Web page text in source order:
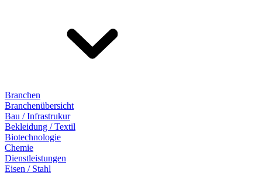
Branchen
Branchenübersicht
Bau / Infrastrukur
Bekleidung / Textil
Biotechnologie
Chemie
Dienstleistungen
Eisen / Stahl